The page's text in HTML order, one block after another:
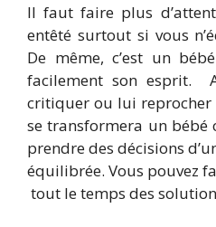
Il faut faire plus
entêté surtout si vous
De même, c’est un
facilement son esprit.
critiquer ou lui reprocher
se transformera un bébé
prendre des décisions
équilibrée. Vous pouvez
tout le temps des